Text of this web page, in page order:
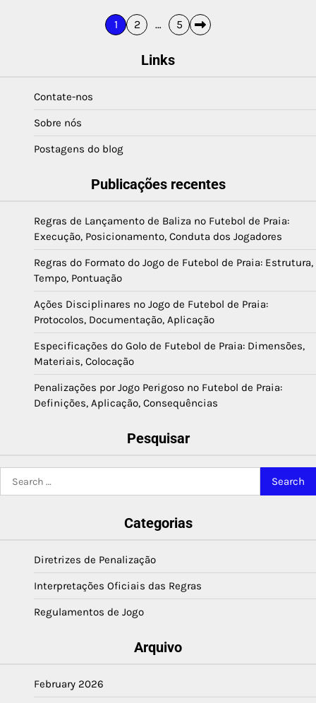
1 2 … 5
Links
Contate-nos
Sobre nós
Postagens do blog
Publicações recentes
Regras de Lançamento de Baliza no Futebol de Praia:
Execução, Posicionamento, Conduta dos Jogadores
Regras do Formato do Jogo de Futebol de Praia: Estrutura,
Tempo, Pontuação
Ações Disciplinares no Jogo de Futebol de Praia:
Protocolos, Documentação, Aplicação
Especificações do Golo de Futebol de Praia: Dimensões,
Materiais, Colocação
Penalizações por Jogo Perigoso no Futebol de Praia:
Definições, Aplicação, Consequências
Pesquisar
for:
Categorias
Diretrizes de Penalização
Interpretações Oficiais das Regras
Regulamentos de Jogo
Arquivo
February 2026